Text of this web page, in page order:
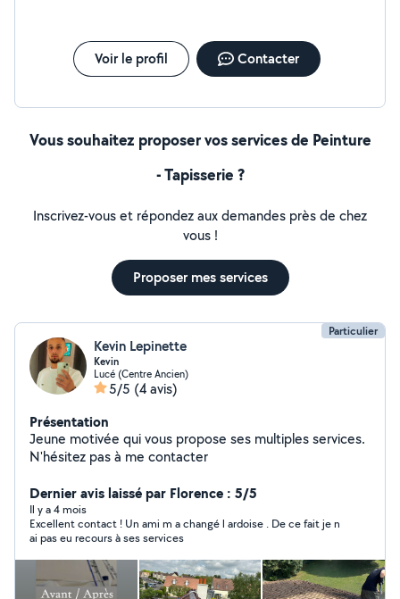
Voir le profil Contacter
Vous souhaitez proposer vos services de Peinture
- Tapisserie ?
Inscrivez-vous et répondez aux demandes près de chez
vous !
Proposer mes services
Particulier
Kevin Lepinette
Kevin
Lucé (Centre Ancien)
5/5 (4 avis)
Présentation
Jeune motivée qui vous propose ses multiples services.
N'hésitez pas à me contacter
Dernier avis laissé par Florence : 5/5
Il y a 4 mois
Excellent contact ! Un ami m a changé l ardoise . De ce fait je n
ai pas eu recours à ses services